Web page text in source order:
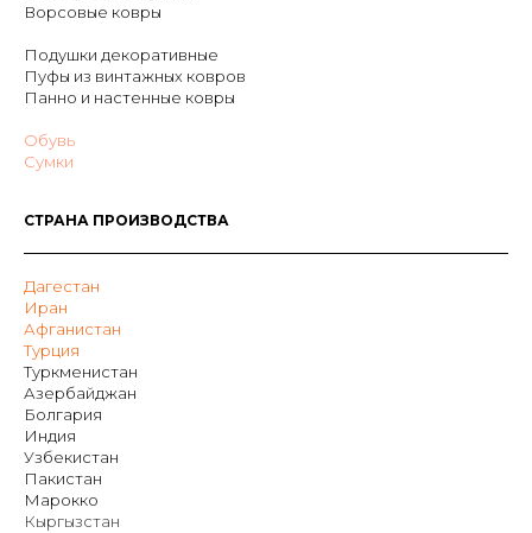
Ворсовые ковры
Подушки декоративные
Пуфы из винтажных ковров
Панно и настенные ковры
Обувь
Сумки
СТРАНА ПРОИЗВОДСТВА
Дагестан
Иран
Афганистан
Турция
Туркменистан
Азербайджан
Болгария
Индия
Узбекистан
Пакистан
Марокко
Кыргызстан